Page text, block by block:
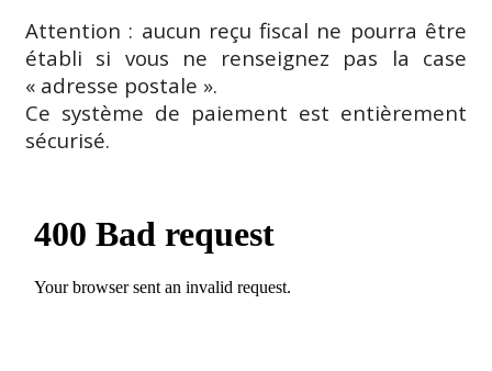
Attention : aucun reçu fiscal ne pourra être
établi si vous ne renseignez pas la case
« adresse postale ».
Ce système de paiement est entièrement
sécurisé.